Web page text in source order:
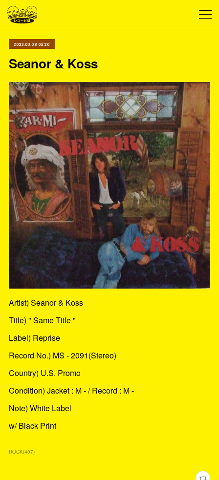
2023.03.08 05:20
Seanor & Koss
Artist) Seanor & Koss
Title) " Same Title "
Label) Reprise
Record No.) MS - 2091(Stereo)
Country) U.S. Promo
Condition) Jacket : M - / Record : M -
Note) White Label
w/ Black Print
ROCK(407)